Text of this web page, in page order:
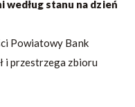
według stanu na dzień
Powiatowy Bank
i przestrzega zbioru